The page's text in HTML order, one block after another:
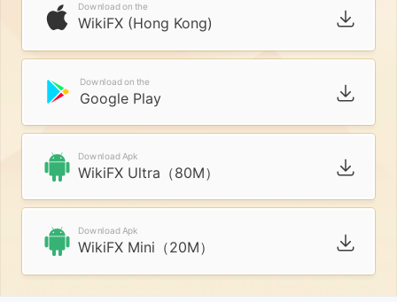
Download on the
WikiFX (Hong Kong)
Download on the
Google Play
Download Apk
WikiFX Ultra（80M）
Download Apk
WikiFX Mini（20M）